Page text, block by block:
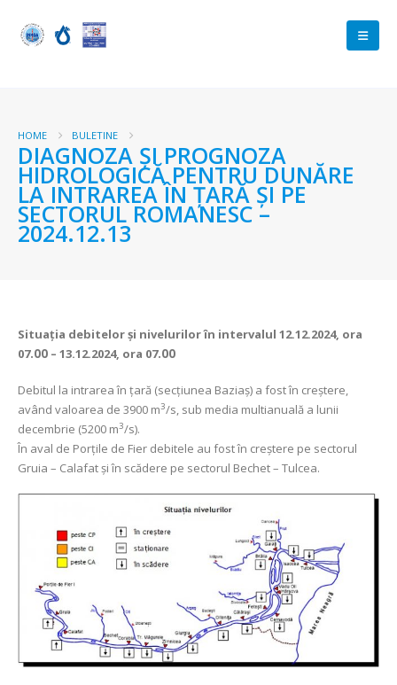
HOME BULETINE
DIAGNOZA ŞI PROGNOZA
HIDROLOGICĂ PENTRU DUNĂRE
LA INTRAREA ÎN ŢARĂ ŞI PE
SECTORUL ROMANESC –
2024.12.13
Situaţia debitelor şi nivelurilorîn intervalul 12.12.2024, ora
07.00 – 13.12.2024, ora 07.00
Debitul la intrarea în ţară (secţiunea Baziaş) a fost în creștere,
având valoarea de 3900 m3/s, sub media multianuală a lunii
decembrie (5200 m3/s).
În aval de Porţile de Fier debitele au fost în creștere pe sectorul
Gruia – Calafat și în scădere pe sectorul Bechet – Tulcea.